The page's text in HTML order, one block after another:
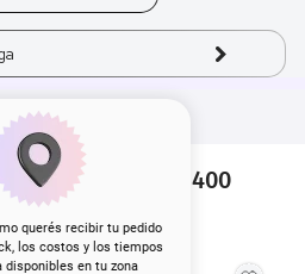
querés recibir tu pedido
los costos y los tiempos
disponibles en tu zona
Free Hidratante 400